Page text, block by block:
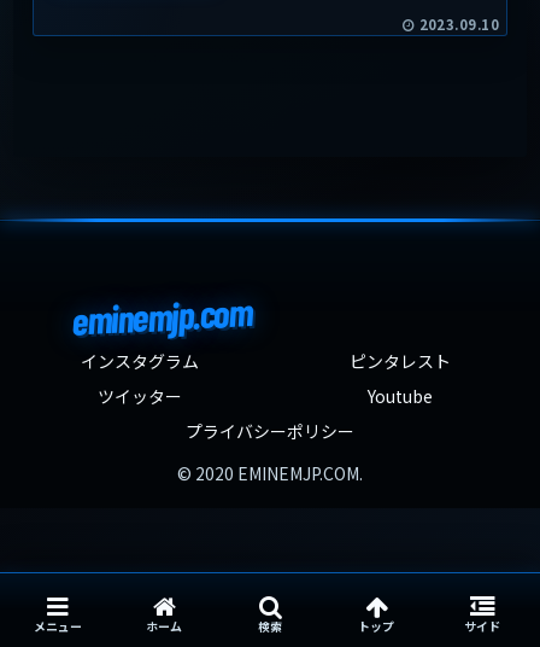
2023.09.10
eminemjp.com
インスタグラム
ピンタレスト
ツイッター
Youtube
プライバシーポリシー
© 2020 EMINEMJP.COM.
メニュー ホーム 検索 トップ サイド